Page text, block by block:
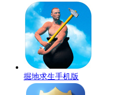
掘地求生手机版